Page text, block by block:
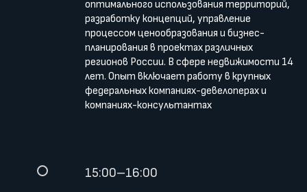
оптимального использования территорий,
разработку концепций, управление
процессом ценообразования и бизнес-
планирования в проектах различных
регионов России. В сфере недвижимости 14
лет. Опыт включает работу в крупных
федеральных компаниях-девелоперах и
компаниях-консультантах
15:00–16:00